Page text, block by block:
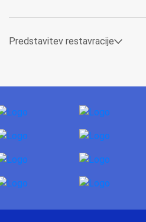
Predstavitev restavracije